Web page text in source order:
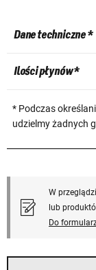
Dane techniczne *
Ilości płynów *
* Podczas
udzielmy żadnych
W
lub
Do